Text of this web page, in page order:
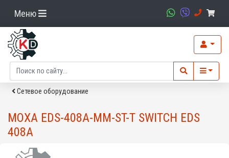
Меню
Сетевое оборудование
MOXA EDS-408A-MM-ST-T SWITCH EDS
408A